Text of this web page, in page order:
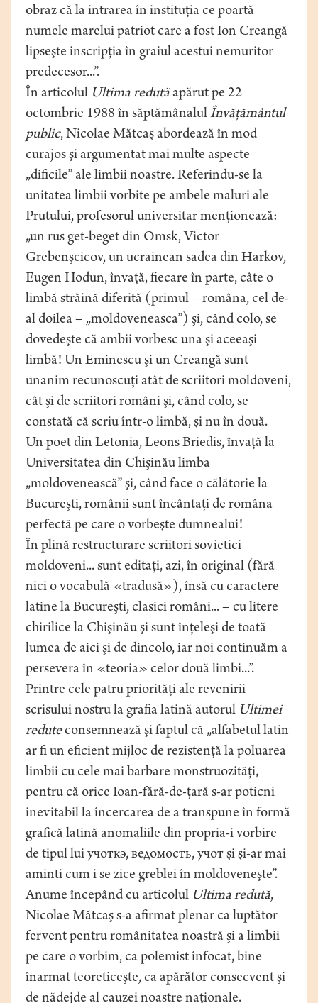
obraz că la intrarea în instituţia ce poartă
numele marelui patriot care a fost Ion Creangă
lipseşte inscripţia în graiul acestui nemuritor
predecesor...”.
În articolul Ultima redutăapărut pe 22
octombrie 1988 în săptămânalulÎnvăţământul
public, Nicolae Mătcaş abordează în mod
curajos şi argumentat mai multe aspecte
„dificile” ale limbii noastre. Referindu-se la
unitatea limbii vorbite pe ambele maluri ale
Prutului, profesorul universitar menţionează:
„un rus get-beget din Omsk, Victor
Grebenşcicov, un ucrainean sadea din Harkov,
Eugen Hodun, învaţă, fiecare în parte, câte o
limbă străină diferită (primul – româna, cel de-
al doilea – „moldoveneasca”) şi, când colo, se
dovedeşte că ambii vorbesc una şi aceeaşi
limbă! Un Eminescu şi un Creangă sunt
unanim recunoscuţi atât de scriitori moldoveni,
cât şi de scriitori români şi, când colo, se
constată că scriu într-o limbă, şi nu în două.
Un poet din Letonia, Leons Briedis, învaţă la
Universitatea din Chişinău limba
„moldovenească” şi, când face o călătorie la
Bucureşti, românii sunt încântaţi de româna
perfectă pe care o vorbeşte dumnealui!
În plină restructurare scriitori sovietici
moldoveni... sunt editaţi, azi, în original (fără
nici o vocabulă «tradusă»), însă cu caractere
latine la Bucureşti, clasici români... – cu litere
chirilice la Chişinău şi sunt înţeleşi de toată
lumea de aici şi de dincolo, iar noi continuăm a
persevera în «teoria» celor două limbi...”.
Printre cele patru priorităţi ale revenirii
scrisului nostru la grafia latină autorul Ultimei
reduteconsemnează şi faptul că „alfabetul latin
ar fi un eficient mijloc de rezistenţă la poluarea
limbii cu cele mai barbare monstruozităţi,
pentru că orice Ioan-fără-de-ţară s-ar poticni
inevitabil la încercarea de a transpune în formă
grafică latină anomaliile din propria-i vorbire
de tipul lui учоткэ, ведомость, учот şi şi-ar mai
aminti cum i se zice greblei în moldoveneşte”.
Anume începând cu articolul Ultima redută,
Nicolae Mătcaş s-a afirmat plenar ca luptător
fervent pentru românitatea noastră şi a limbii
pe care o vorbim, ca polemist înfocat, bine
înarmat teoreticeşte, ca apărător consecvent şi
de nădejde al cauzei noastre naţionale.